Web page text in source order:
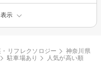
示
リフレクソロジー
神奈川県
駐車場あり 人気が高い順